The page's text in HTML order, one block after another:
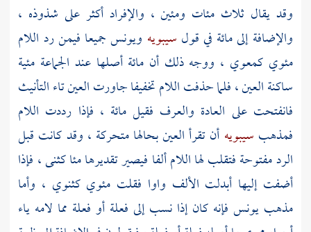
وقد يقال ثلاث مئات ومئين ، والإفراد أكثر على شذوذه ،
والإضافة إلى مائة في قول سيبويه ويونسجميعا فيمن رد اللام
مئوي كمعوي ، ووجه ذلك أن مائة أصلها عند الجماعة مئية
ساكنة العين ، فلما حذفت اللام تخفيفا جاورت العين تاء التأنيث
فانفتحت على العادة والعرف فقيل مائة ، فإذا رددت اللام
فمذهب سيبويه أن تقرأ العين بحالها متحركة ، وقد كانت قبل
الرد مفتوحة فتقلب لها اللام ألفا فيصير تقديرها مئا كثنى ، فإذا
أضفت إليها أبدلت الألف واوا فقلت مئوي كثنوي ، وأما
مذهبيونس فإنه كان إذا نسب إلى فعلة أو فعلة مما لامه ياء